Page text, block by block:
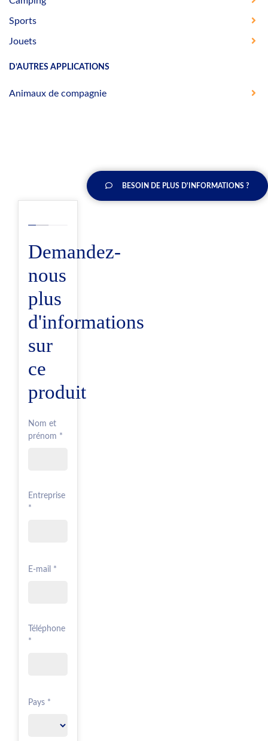
Sports
Jouets
D’AUTRES APPLICATIONS
Animaux de compagnie
BESOIN DE PLUS D'INFORMATIONS ?
Demandez-
nous
plus
d'informations
sur
ce
produit
Nom et
prénom *
Entreprise
*
E-mail *
Téléphone
*
Pays *